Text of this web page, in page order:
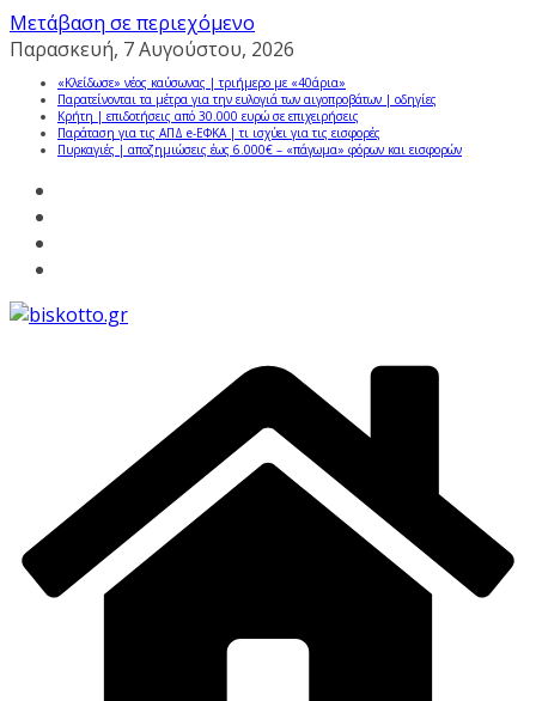
Μετάβαση σε περιεχόμενο
Παρασκευή, 7 Αυγούστου, 2026
«Κλείδωσε» νέος καύσωνας | τριήμερο με «40άρια»
Παρατείνονται τα μέτρα για την ευλογιά των αιγοπροβάτων | οδηγίες
Κρήτη | επιδοτήσεις από 30.000 ευρώ σε επιχειρήσεις
Παράταση για τις ΑΠΔ e-ΕΦΚΑ | τι ισχύει για τις εισφορές
Πυρκαγιές | αποζημιώσεις έως 6.000€ – «πάγωμα» φόρων και εισφορών